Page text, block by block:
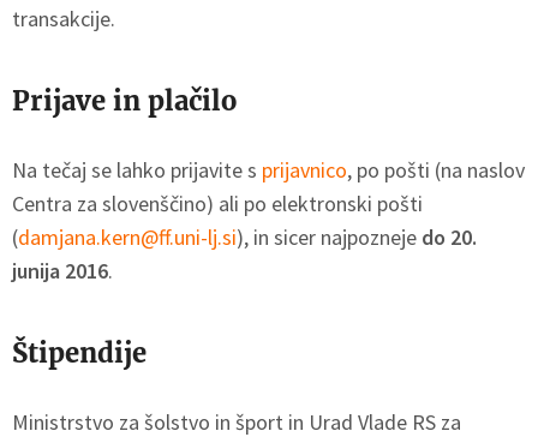
transakcije.
Prijave in plačilo
Na tečaj se lahko prijavite s prijavnico, po pošti (na naslov
Centra za slovenščino) ali po elektronski pošti
(damjana.kern@ff.uni-lj.si), in sicer najpozneje do 20.
junija 2016.
Štipendije
Ministrstvo za šolstvo in šport in Urad Vlade RS za